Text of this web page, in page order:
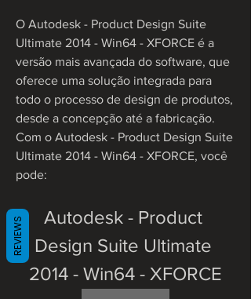
O Autodesk - Product Design Suite
Ultimate 2014 - Win64 - XFORCE é a
versão mais avançada do software, que
oferece uma solução integrada para
todo o processo de design de produtos,
desde a concepção até a fabricação.
Com o Autodesk - Product Design Suite
Ultimate 2014 - Win64 - XFORCE, você
pode:
Autodesk - Product
Design Suite Ultimate
2014 - Win64 - XFORCE
REVIEWS